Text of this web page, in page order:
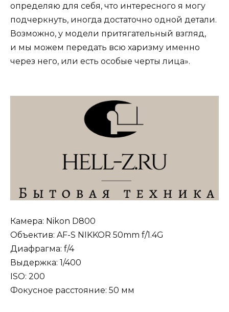
определяю для себя, что интересного я могу
подчеркнуть, иногда достаточно одной детали.
Возможно, у модели притягательный взгляд,
и мы можем передать всю харизму именно
через него, или есть особые черты лица».
Камера: Nikon D800
Объектив: AF-S NIKKOR 50mm f/1.4G
Диафрагма: f/4
Выдержка: 1/400
ISO: 200
Фокусное расстояние: 50 мм